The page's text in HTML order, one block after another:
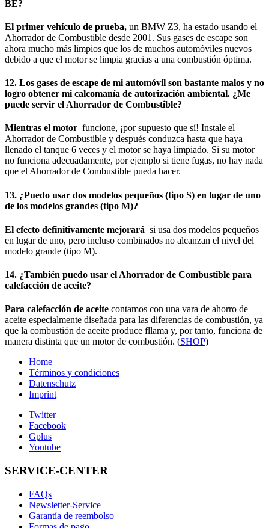
BE?
El primer vehículo de prueba, un BMW Z3, ha estado usando el
Ahorrador de Combustible desde 2001. Sus gases de escape son
ahora mucho más limpios que los de muchos automóviles nuevos
debido a que el motor se limpia gracias a una combustión óptima.
12. Los gases de escape de mi automóvil son bastante malos y no
logro obtener mi calcomanía de autorización ambiental. ¿Me
puede servir el Ahorrador de Combustible?
Mientras el motor funcione, ¡por supuesto que sí! Instale el
Ahorrador de Combustible y después conduzca hasta que haya
llenado el tanque 6 veces y el motor se haya limpiado. Si su motor
no funciona adecuadamente, por ejemplo si tiene fugas, no hay nada
que el Ahorrador de Combustible pueda hacer.
13. ¿Puedo usar dos modelos pequeños (tipo S) en lugar de uno
de los modelos grandes (tipo M)?
El efecto definitivamente mejorará si usa dos modelos pequeños
en lugar de uno, pero incluso combinados no alcanzan el nivel del
modelo grande (tipo M).
14. ¿También puedo usar el Ahorrador de Combustible para
calefacción de aceite?
Para calefacción de aceite contamos con una vara de ahorro de
aceite especialmente diseñada para las diferencias de combustión, ya
que la combustión de aceite produce fllama y, por tanto, funciona de
manera distinta que un motor de combustión. (SHOP)
Home
Términos y condiciones
Datenschutz
Imprint
Twitter
Facebook
Gplus
Youtube
SERVICE-CENTER
FAQs
Newsletter-Service
Garantía de reembolso